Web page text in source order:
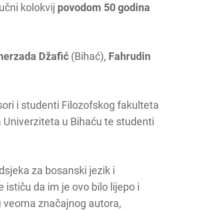
kolokvij povodom 50 godina
Džafić (Bihać), Fahrudin
i studenti Filozofskog fakulteta
u Bihaću te studenti
za bosanski jezik i
ističu da im je ovo bilo lijepo i
značajnog autora,